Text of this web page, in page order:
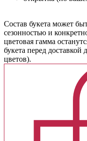
Cостав букета может
сезонностью и
цветовая гамма
букета перед доставкой
цветов).